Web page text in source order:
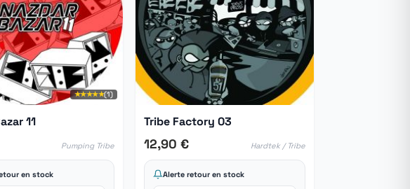
★★★★★(1)
11
Pumping Tribe
en stock
Tribe Factory 03
12,90 € Hardtek / Tribe
Alerte retour en stock